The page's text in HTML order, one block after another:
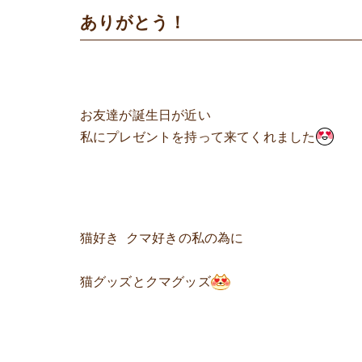
ありがとう！
お友達が誕生日が近い
私にプレゼントを持って来てくれました
猫好き クマ好きの私の為に
猫グッズとクマグッズ